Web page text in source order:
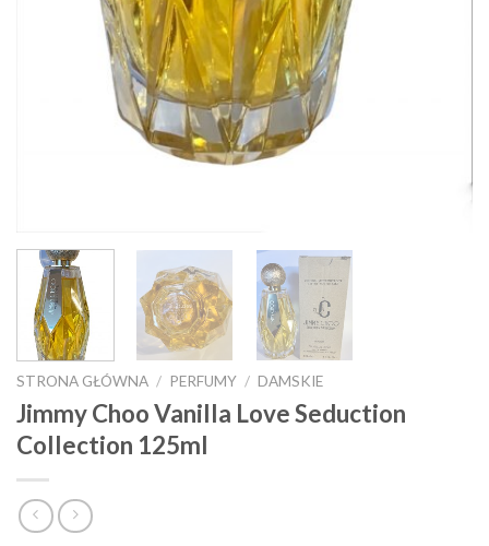
STRONA GŁÓWNA / PERFUMY / DAMSKIE
Jimmy Choo Vanilla Love Seduction
Collection 125ml